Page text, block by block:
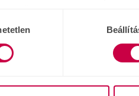
és ellenőriztesse hallását!
pár perc alatt!
próbahordás,